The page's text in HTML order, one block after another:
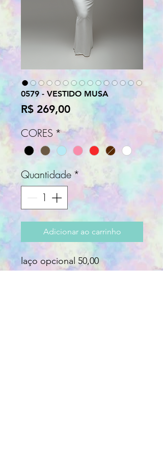
0579 - VESTIDO MUSA
R$ 269,00Preço
CORES *
Quantidade *
Adicionar ao carrinho
laço opcional 50,00